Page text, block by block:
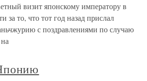
визит японскому императору в
за то, что тот год назад прислал
с поздравлениями по случаю